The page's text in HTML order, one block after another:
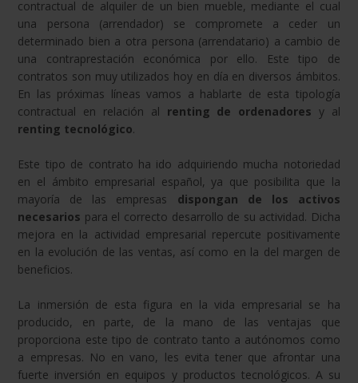
contractual de alquiler de un bien mueble, mediante el cual
una persona (arrendador) se compromete a ceder un
determinado bien a otra persona (arrendatario) a cambio de
una contraprestación económica por ello. Este tipo de
contratos son muy utilizados hoy en día en diversos ámbitos.
En las próximas líneas vamos a hablarte de esta tipología
contractual en relación al renting de ordenadores y al
renting tecnológico.
Este tipo de contrato ha ido adquiriendo mucha notoriedad
en el ámbito empresarial español, ya que posibilita que la
mayoría de las empresas dispongan de los activos
necesarios para el correcto desarrollo de su actividad. Dicha
mejora en la actividad empresarial repercute positivamente
en la evolución de las ventas, así como en la del margen de
beneficios.
La inmersión de esta figura en la vida empresarial se ha
producido, en parte, de la mano de las ventajas que
proporciona este tipo de contrato tanto a autónomos como
a empresas. No en vano, les evita tener que afrontar una
fuerte inversión en equipos y productos tecnológicos. A su